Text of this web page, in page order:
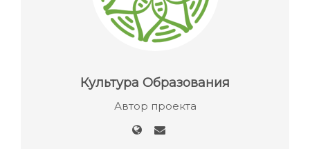
Культура Образования
Автор проекта